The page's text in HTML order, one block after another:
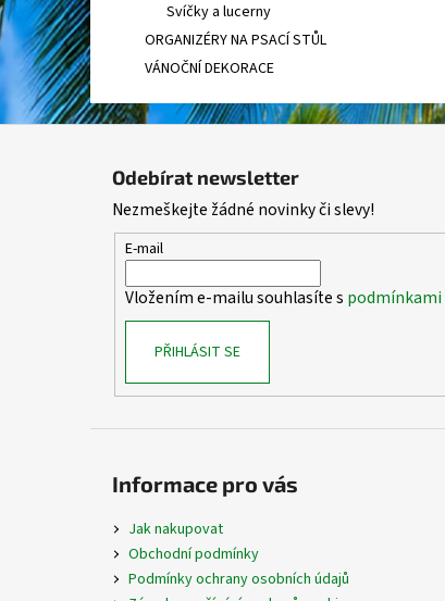
Svíčky a lucerny
ORGANIZÉRY NA PSACÍ STŮL
VÁNOČNÍ DEKORACE
Odebírat newsletter
Nezmeškejte žádné novinky či slevy!
E-mail
Vložením e-mailu souhlasíte s podmínkami
PŘIHLÁSIT SE
Informace pro vás
Jak nakupovat
Obchodní podmínky
Podmínky ochrany osobních údajů